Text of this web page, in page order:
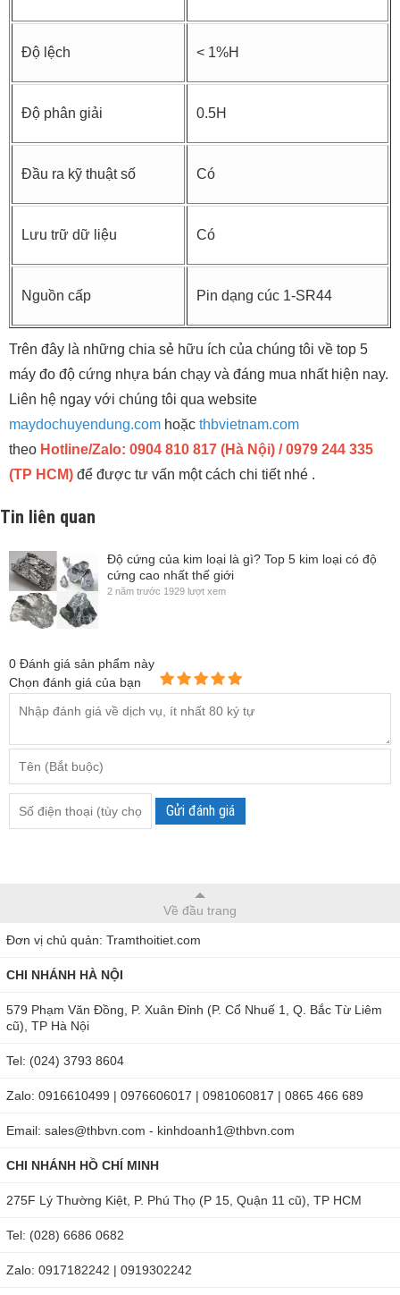
Độ lệch < 1%H
Độ phân giải 0.5H
Đầu ra kỹ thuật số Có
Lưu trữ dữ liệu Có
Nguồn cấp Pin dạng cúc 1-SR44
Trên đây là những chia sẻ hữu ích của chúng tôi về top 5
máy đo độ cứng nhựa bán chạy và đáng mua nhất hiện nay.
Liên hệ ngay với chúng tôi qua website
maydochuyendung.com hoặc thbvietnam.com
theo Hotline/Zalo: 0904 810 817 (Hà Nội) / 0979 244 335
(TP HCM) để được tư vấn một cách chi tiết nhé .
Tin liên quan
Độ cứng của kim loại là gì? Top 5 kim loại có độ
cứng cao nhất thế giới
2 năm trước 1929 lượt xem
0 Đánh giá sản phẩm này
Chọn đánh giá của bạn
Gửi đánh giá
Về đầu trang
Đơn vị chủ quản: Tramthoitiet.com
CHI NHÁNH HÀ NỘI
579 Phạm Văn Đồng, P. Xuân Đỉnh (P. Cổ Nhuế 1, Q. Bắc Từ Liêm
cũ), TP Hà Nội
Tel: (024) 3793 8604
Zalo: 0916610499 | 0976606017 | 0981060817 | 0865 466 689
Email: sales@thbvn.com - kinhdoanh1@thbvn.com
CHI NHÁNH HỒ CHÍ MINH
275F Lý Thường Kiệt, P. Phú Thọ (P 15, Quận 11 cũ), TP HCM
Tel: (028) 6686 0682
Zalo: 0917182242 | 0919302242